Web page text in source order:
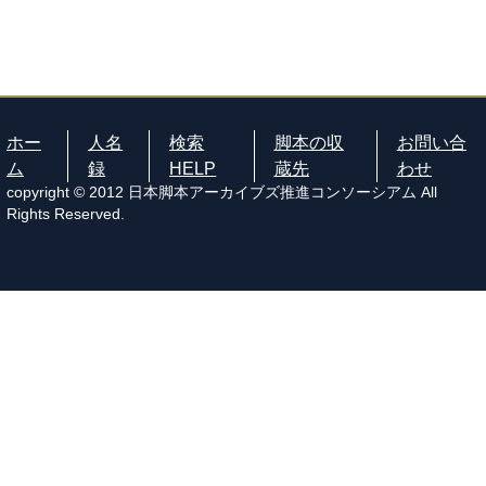
ホー
ム
人名
録
検索
HELP
脚本の収
蔵先
お問い合
わせ
copyright © 2012 日本脚本アーカイブズ推進コンソーシアム All
Rights Reserved.